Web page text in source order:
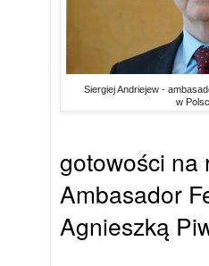
Siergiej Andriejew -
w
gotowości na
Ambasador
Agnieszką